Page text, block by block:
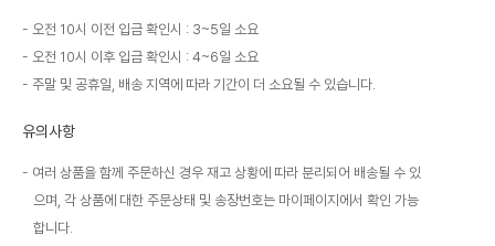
오전 10시 이전 입금 확인시 : 3~5일 소요
오전 10시 이후 입금 확인시 : 4~6일 소요
주말 및 공휴일, 배송 지역에 따라 기간이 더 소요될 수 있습니다.
유의사항
여러 상품을 함께 주문하신 경우 재고 상황에 따라 분리되어 배송될 수 있
으며, 각 상품에 대한 주문상태 및 송장번호는 마이페이지에서 확인 가능
합니다.